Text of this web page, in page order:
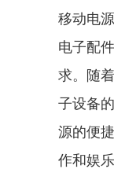
移动电
电子配
求。随
子设备
源的便
作和娱